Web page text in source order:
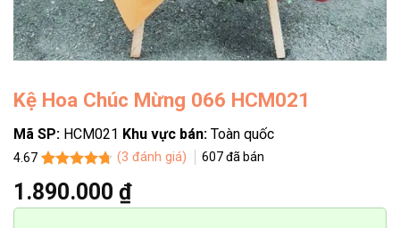
Kệ Hoa Chúc Mừng 066 HCM021
Mã SP: HCM021 Khu vực bán: Toàn quốc
4.67
5 dựa trên
đánh giá
(3 đánh giá) 607đã bán
1.890.000 ₫